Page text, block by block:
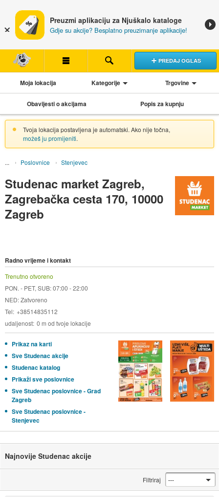
Preuzmi aplikaciju za Njuškalo kataloge
Gdje su akcije? Besplatno preuzimanje aplikacije!
PREDAJ OGLAS
Moja lokacija Kategorije Trgovine
Obavijesti o akcijama Popis za kupnju
Tvoja lokacija postavljena je automatski. Ako nije točna,
možeš ju promijeniti.
Poslovnice Stenjevec
Studenac market Zagreb,
Zagrebačka cesta 170, 10000
Zagreb
Radno vrijeme i kontakt
Trenutno otvoreno
PON. - PET, SUB: 07:00 - 22:00
NED: Zatvoreno
Tel +38514835112
udaljenost 0 m od tvoje lokacije
Prikaz na karti
Sve Studenac akcije
Studenac katalog
Prikaži sve poslovnice
Sve Studenac poslovnice - Grad
Zagreb
Sve Studenac poslovnice -
Stenjevec
Najnovije Studenac akcije
Filtriraj